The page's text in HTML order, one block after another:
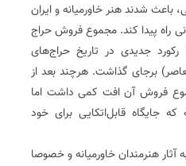
سال ٢٠٠۶ در دوبی، باعث شدند هنر خاورمیانه و ایران
راه پیدا کند. مجموع فروش حراج
کریستیز دوبی در آوریل ٢٠٠٨ رکورد جدیدی در تاریخ حراج‌های
برجای گذاشت. هرچند بعد از
سال ٢٠٠٨ مجموع فروش آن افت کمی داشت اما
جایگاه قابل‌اتکایی برای خود
آثار هنرمندان خاورمیانه و خصوصا